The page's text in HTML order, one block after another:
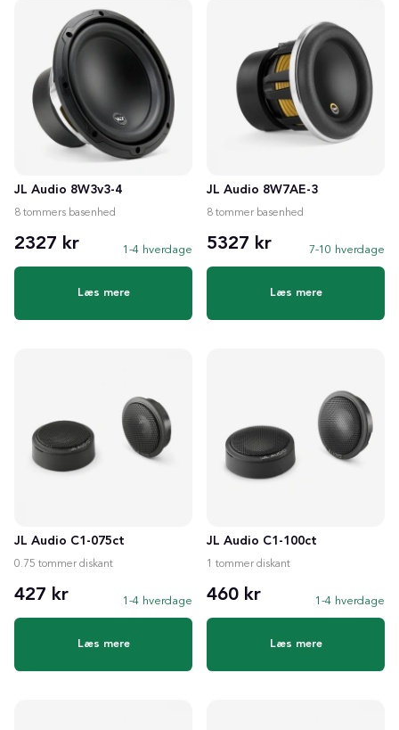
JL Audio 8W3v3-4
8 tommers basenhed
2327 kr 1-4 hverdage
Læs mere
JL Audio 8W7AE-3
8 tommer basenhed
5327 kr 7-10 hverdage
Læs mere
JL Audio C1-075ct
0.75 tommer diskant
427 kr 1-4 hverdage
Læs mere
JL Audio C1-100ct
1 tommer diskant
460 kr 1-4 hverdage
Læs mere